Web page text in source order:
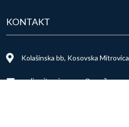
KONTAKT
Kolašinska bb, Kosovska Mitrovica
radiomitrovicasever@gmail.com